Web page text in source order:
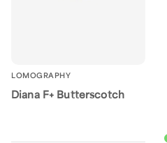
LOMOGRAPHY
Diana F+ Butterscotch